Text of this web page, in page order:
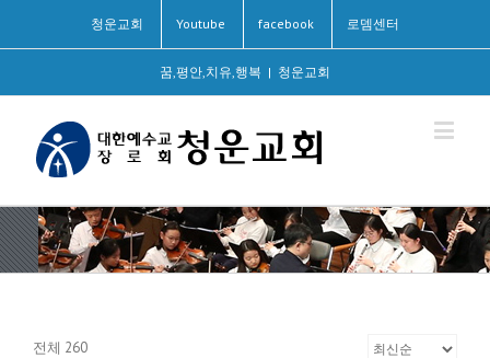
청운교회 Youtube facebook 로뎀센터
꿈,평안,치유,행복 | 청운교회
전체 260